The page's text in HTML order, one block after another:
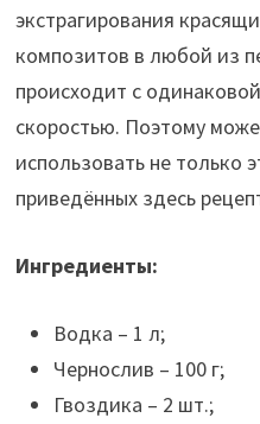
экстрагирования
композитов в любой из
происходит с
скоростью. Поэтому
использовать не только
приведённых здесь
Ингредиенты:
Водка – 1 л;
Чернослив – 100 г;
Гвоздика – 2 шт.;